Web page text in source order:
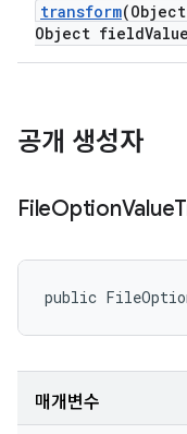
transform
Object field
공개 생성자
FileOptionValue
public
매개변수